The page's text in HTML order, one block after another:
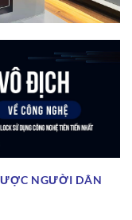
NGƯỜI DÂN